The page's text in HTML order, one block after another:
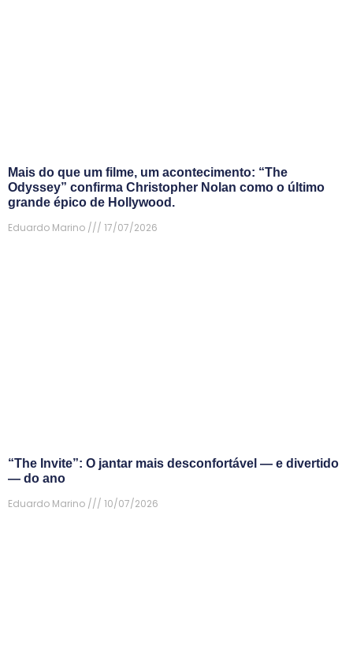
Mais do que um filme, um acontecimento: “The
Odyssey” confirma Christopher Nolan como o último
grande épico de Hollywood.
Eduardo Marino
17/07/2026
“The Invite”: O jantar mais desconfortável — e divertido
— do ano
Eduardo Marino
10/07/2026